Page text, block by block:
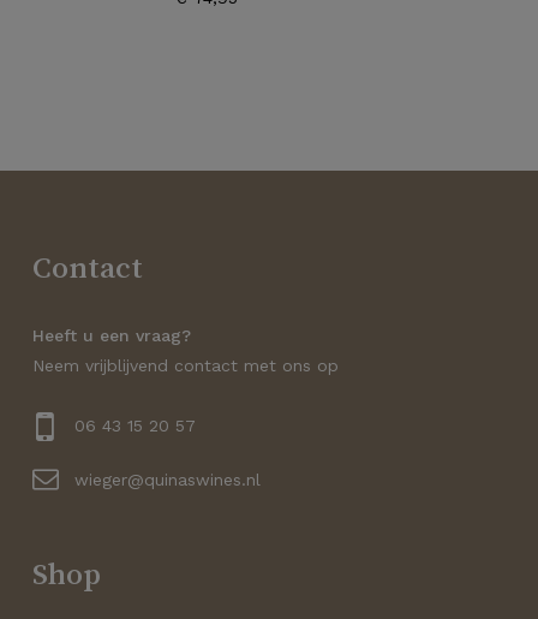
Contact
Heeft u een vraag?
Neem vrijblijvend contact met ons op
06 43 15 20 57
wieger@quinaswines.nl
Shop